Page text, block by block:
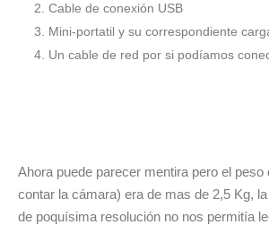
Cable de conexión USB
Mini-portatil y su correspondiente
Un cable de red por si podíamos
Ahora puede parecer mentira pero el peso
contar la cámara) era de mas de 2,5 Kg,
de poquísima resolución no nos permitía